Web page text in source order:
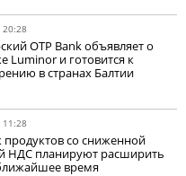
OTP Bank объявляет о
Luminor и готовится к
в странах Балтии
продуктов со сниженной
НДС планируют расширить
время